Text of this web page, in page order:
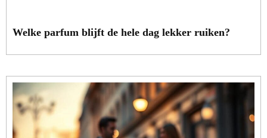
Welke parfum blijft de hele dag lekker ruiken?